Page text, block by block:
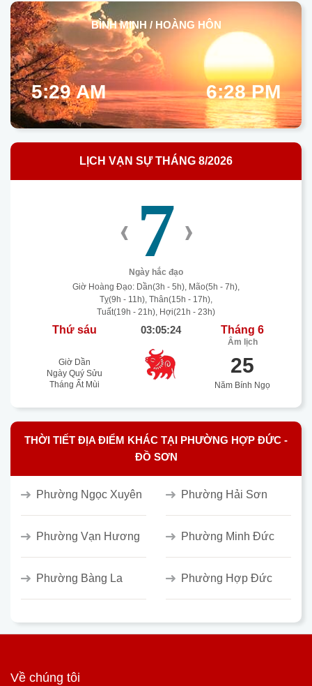
BÌNH MINH / HOÀNG HÔN
5:29 AM 6:28 PM
LỊCH VẠN SỰ THÁNG 8/2026
‹ 7 ›
Ngày hắc đạo
Giờ Hoàng Đạo: Dần(3h - 5h), Mão(5h - 7h),
Tỵ(9h - 11h), Thân(15h - 17h),
Tuất(19h - 21h), Hợi(21h - 23h)
Thứ sáu 03:05:25 Tháng 6
Âm lịch
Giờ Dần
Ngày Quý Sửu
Tháng Ất Mùi
25
Năm Bính Ngọ
THỜI TIẾT ĐỊA ĐIỂM KHÁC TẠI PHƯỜNG HỢP ĐỨC -
ĐỒ SƠN
Phường Ngọc Xuyên Phường Hải Sơn
Phường Vạn Hương Phường Minh Đức
Phường Bàng La Phường Hợp Đức
Về chúng tôi